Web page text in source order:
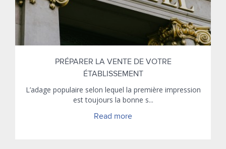
PRÉPARER LA VENTE DE VOTRE
ÉTABLISSEMENT
L’adage populaire selon lequel la première impression
est toujours la bonne s...
Read more